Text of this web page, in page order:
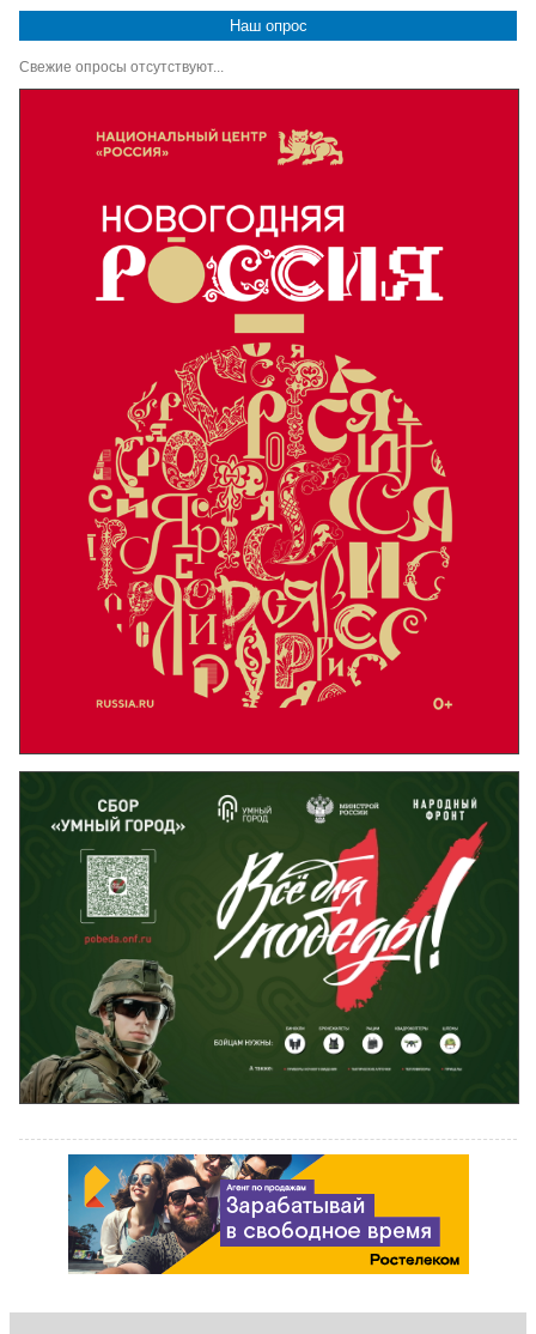
Наш опрос
Свежие опросы отсутствуют...